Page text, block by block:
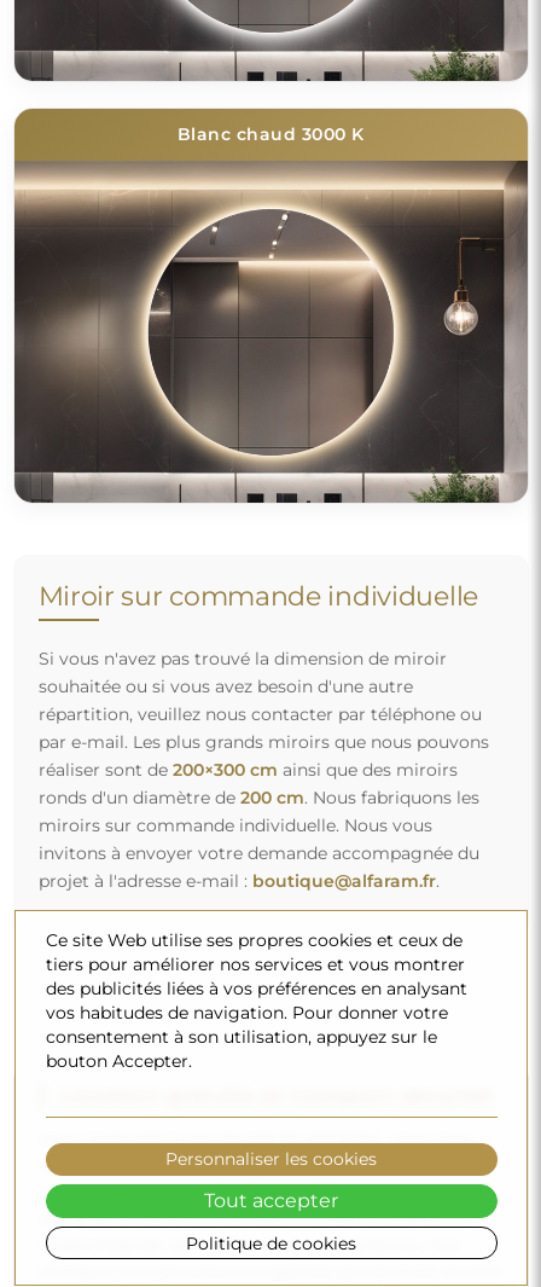
Blanc chaud 3000 K
Miroir sur commande individuelle
Si vous n'avez pas trouvé la dimension de miroir
souhaitée ou si vous avez besoin d'une autre
répartition, veuillez nous contacter par téléphone ou
par e-mail. Les plus grands miroirs que nous pouvons
réaliser sont de 200×300 cm ainsi que des miroirs
ronds d'un diamètre de 200 cm. Nous fabriquons les
miroirs sur commande individuelle. Nous vous
invitons à envoyer votre demande accompagnée du
projet à l'adresse e-mail : boutique@alfaram.fr.
Vous n’avez pas à vous soucier du transport – nous nous
occupons de faire en sorte que le miroir que vous avez
commandé arrive en toute sécurité entre vos mains, et ce,
complètement gratuitement. Nous disposons de notre
propre flotte de véhicules et de personnel formé, c’est
Ce site Web utilise ses propres cookies et ceux de
tiers pour améliorer nos services et vous montrer
des publicités liées à vos préférences en analysant
vos habitudes de navigation. Pour donner votre
consentement à son utilisation, appuyez sur le
bouton Accepter.
Politique de cookies
Personnaliser les cookies
Tout accepter